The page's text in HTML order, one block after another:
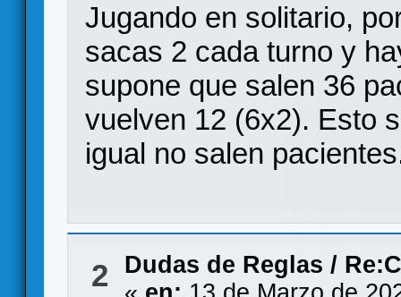
Jugando en solitario,
sacas 2 cada turno y
supone que salen 36
vuelven 12 (6x2). Esto
igual no salen
2 Dudas de Reglas /